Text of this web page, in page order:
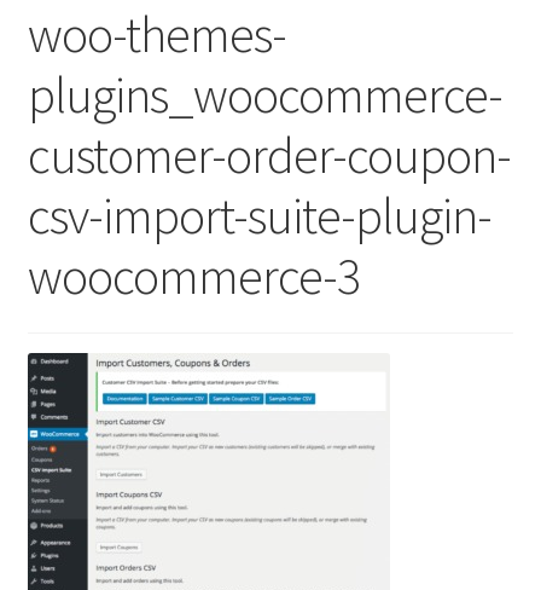
woo-themes-
plugins_woocommerce-
customer-order-coupon-
csv-import-suite-plugin-
woocommerce-3